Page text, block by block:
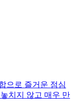
으로 즐거운 점심
치지 않고 매우 만